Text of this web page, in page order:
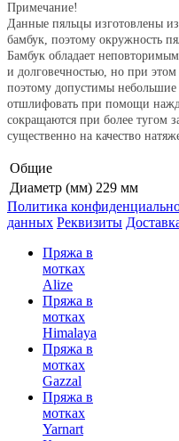
Примечание!
Данные пяльцы изготовлены
бамбук, поэтому окружность
Бамбук обладает
и долговечностью, но при
поэтому допустимы
отшлифовать при помощи
сокращаются при более тугом
существенно на качество
Общие
Диаметр (мм) 229 мм
Политика
данных Реквизиты
Пряжа в
мотках
Alize
Пряжа в
мотках
Himalaya
Пряжа в
мотках
Gazzal
Пряжа в
мотках
Yarnart